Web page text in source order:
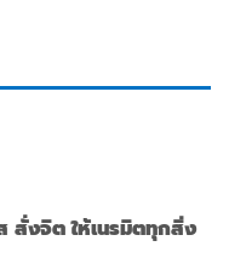
สั่งจิต ให้เนรมิตทุกสิ่ง